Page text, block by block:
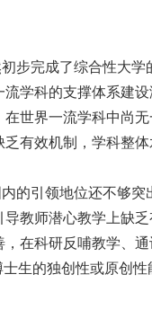
完成了综合性大学
学科的支撑体系建
世界一流学科中尚
有效机制，学科整
引领地位还不够突
教师潜心教学上缺
在科研反哺教学、
生的独创性或原创性